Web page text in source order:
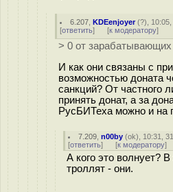
6.207 ,KDEenjoyer(?),
[ответить] [к модератору]
> 0 от
И как они связаны с
возможностью доната
санкций? От частного
принять донат, а за
РусБИТеха можно и на
7.209 ,n00by (ok), 10:31,
[ответить] [к модератору]
А кого это волнует?
троллят - они.